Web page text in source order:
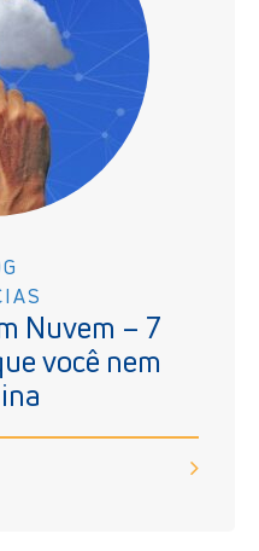
Nuvem – 7
você nem